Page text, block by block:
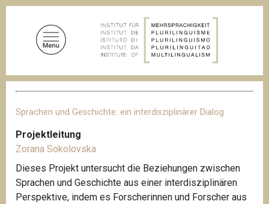
D
a
n
a
v
g
a
t
Sprachen und Geschichte: ein interdisziplinärer Dialog
Projektleitung
Zorana Sokolovska
Dieses Projekt untersucht die Beziehungen zwischen
Sprachen und Geschichte aus einer interdisziplinären
Perspektive, indem es Forscherinnen und Forscher aus